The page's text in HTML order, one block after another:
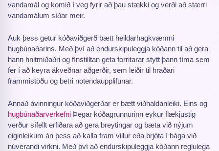
vandamál og komið í veg fyrir að þau stækki og verði að stærri
vandamálum síðar meir.
Auk þess getur kóðaviðgerð bætt heildarhagkvæmni
hugbúnaðarins. Með því að endurskipuleggja kóðann til að gera
hann hnitmiðaðri og fínstilltan geta forritarar stytt þann tíma sem
fer í að keyra ákveðnar aðgerðir, sem leiðir til hraðari
frammistöðu og betri notendaupplifunar.
Annað ávinningur kóðaviðgerðar er bætt viðhaldanleiki. Eins og
hugbúnaðarverkefni Þegar kóðagrunnurinn eykur flækjustig
verður sífellt erfiðara að gera breytingar og bæta við nýjum
eiginleikum án þess að kalla fram villur eða brjóta í bága við
núverandi virkni. Með því að endurskipuleggja kóðann reglulega